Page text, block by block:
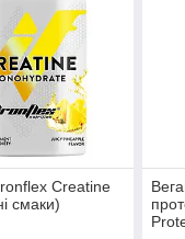
Creatine
смаки)